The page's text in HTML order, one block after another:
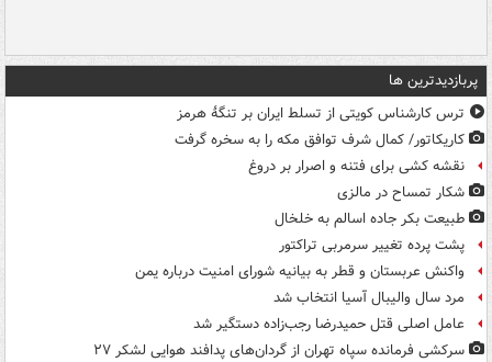
پربازدیدترین ها
ترس کارشناس کویتی از تسلط ایران بر تنگۀ هرمز
کاریکاتور/ کمال شرف توافق مکه را به سخره گرفت
نقشه کشی برای فتنه و اصرار بر دروغ
شکار تمساح در مالزی
طبیعت بکر جاده اسالم به خلخال
پشت پرده تغییر سرمربی تراکتور
واکنش عربستان و قطر به بیانیه شورای امنیت درباره یمن
مرد سال والیبال آسیا انتخاب شد
عامل اصلی قتل حمیدرضا رجب‌زاده دستگیر شد
سرکشی فرمانده سپاه تهران از گردان‌های پدافند هوایی لشکر ۲۷